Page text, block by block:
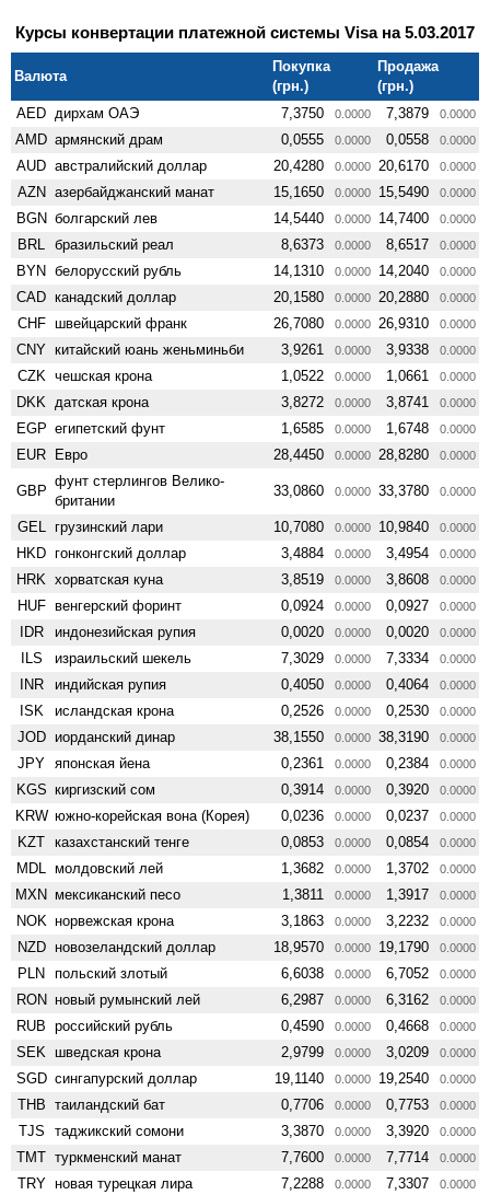
Курсы конвертации платежной системы Visa на 5.03.2017
Валюта
Покупка
(грн.)
Продажа
(грн.)
AED дирхам ОАЭ 7,3750 0.0000 7,3879 0.0000
AMD армянский драм 0,0555 0.0000 0,0558 0.0000
AUD австралийский доллар 20,4280 0.0000 20,6170 0.0000
AZN азербайджанский манат 15,1650 0.0000 15,5490 0.0000
BGN болгарский лев 14,5440 0.0000 14,7400 0.0000
BRL бразильский реал 8,6373 0.0000 8,6517 0.0000
BYN белорусский рубль 14,1310 0.0000 14,2040 0.0000
CAD канадский доллар 20,1580 0.0000 20,2880 0.0000
CHF швейцарский франк 26,7080 0.0000 26,9310 0.0000
CNY китайский юань женьминьби 3,9261 0.0000 3,9338 0.0000
CZK чешская крона 1,0522 0.0000 1,0661 0.0000
DKK датская крона 3,8272 0.0000 3,8741 0.0000
EGP египетский фунт 1,6585 0.0000 1,6748 0.0000
EUR Евро 28,4450 0.0000 28,8280 0.0000
GBP
фунт стерлингов Велико­
британии
33,0860 0.0000 33,3780 0.0000
GEL грузинский лари 10,7080 0.0000 10,9840 0.0000
HKD гонконгский доллар 3,4884 0.0000 3,4954 0.0000
HRK хорватская куна 3,8519 0.0000 3,8608 0.0000
HUF венгерский форинт 0,0924 0.0000 0,0927 0.0000
IDR индонезийская рупия 0,0020 0.0000 0,0020 0.0000
ILS израильский шекель 7,3029 0.0000 7,3334 0.0000
INR индийская рупия 0,4050 0.0000 0,4064 0.0000
ISK исландская крона 0,2526 0.0000 0,2530 0.0000
JOD иорданский динар 38,1550 0.0000 38,3190 0.0000
JPY японская йена 0,2361 0.0000 0,2384 0.0000
KGS киргизский сом 0,3914 0.0000 0,3920 0.0000
KRW южно-корейская вона (Корея) 0,0236 0.0000 0,0237 0.0000
KZT казахстанский тенге 0,0853 0.0000 0,0854 0.0000
MDL молдовский лей 1,3682 0.0000 1,3702 0.0000
MXN мексиканский песо 1,3811 0.0000 1,3917 0.0000
NOK норвежская крона 3,1863 0.0000 3,2232 0.0000
NZD ново­зеландский доллар 18,9570 0.0000 19,1790 0.0000
PLN польский злотый 6,6038 0.0000 6,7052 0.0000
RON новый румынский лей 6,2987 0.0000 6,3162 0.0000
RUB российский рубль 0,4590 0.0000 0,4668 0.0000
SEK шведская крона 2,9799 0.0000 3,0209 0.0000
SGD сингапурский доллар 19,1140 0.0000 19,2540 0.0000
THB таиландский бат 0,7706 0.0000 0,7753 0.0000
TJS таджикский сомони 3,3870 0.0000 3,3920 0.0000
TMT туркменский манат 7,7600 0.0000 7,7714 0.0000
TRY новая турецкая лира 7,2288 0.0000 7,3307 0.0000